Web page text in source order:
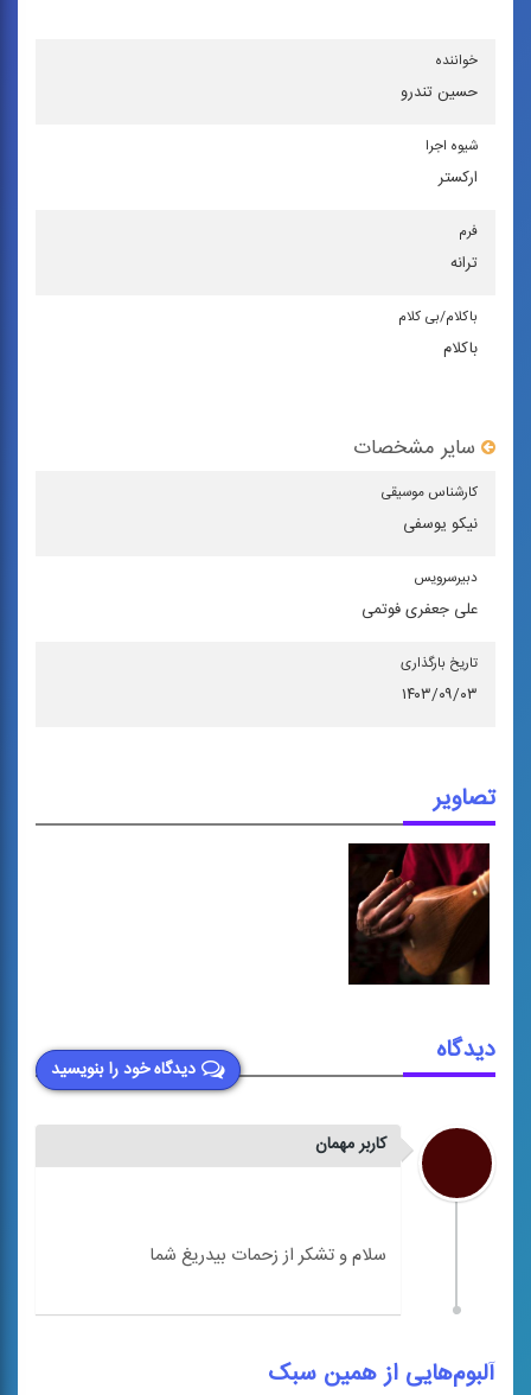
خواننده
حسین تندرو
شیوه اجرا
اركستر
فرم
ترانه
باكلام/بی كلام
باکلام
سایر مشخصات
كارشناس موسیقی
نیکو یوسفی
دبیرسرویس
علی جعفری فوتمی
تاریخ بارگذاری
۱۴۰۳/۰۹/۰۳
تصاویر
دیدگاه خود را بنویسید
دیدگاه
کاربر مهمان
آلبوم‌هایی از همین سبک